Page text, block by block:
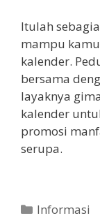
Itulah
mampu
kalender.
bersama
layaknya
kalender
promosi
serupa.
Categories
Informasi